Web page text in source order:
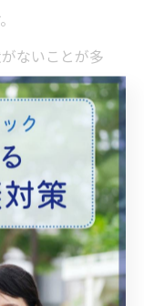
ないことが多
あります。脳ド
た突然の発症リ
。
る
ことは、自分自
ます。脳卒中は
発症後の生活の